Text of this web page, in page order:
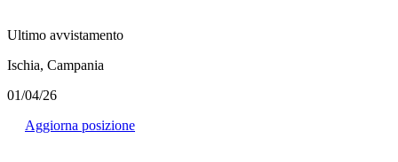
Ultimo avvistamento
Ischia, Campania
01/04/26
Aggiorna posizione